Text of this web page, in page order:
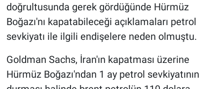
doğrultusunda gerek gördüğünde Hürmüz
Boğazı'nı kapatabileceği açıklamaları petrol
sevkiyatı ile ilgili endişelere neden olmuştu.
Goldman Sachs, İran'ın kapatması üzerine
Hürmüz Boğazı'ndan 1 ay petrol sevkiyatının
Koronavirüs
Kültür Sanat
Ne demişti
Nedir